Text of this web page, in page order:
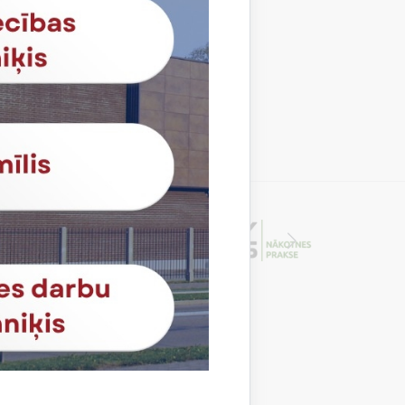
RUMISe-